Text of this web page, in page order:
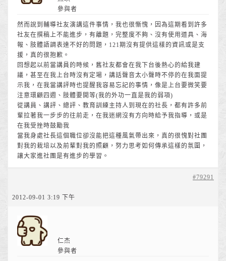
參與者
然而說到輔導社友演講這件事情，我也很慚愧，因為這期看到許多
社友在撰稿上不能進步，有離題，完整度不夠、沒有使用道具、海
報、肢體語調表達不好的問題，121期沒有提供這樣的資訊或是支
援，真的很抱歉。
回想起以前當講員的時候，舊社友都會在我下台後熱心的給我建
議，甚至在我上台時沒有定場，講話聲音太小聲時不停的在我面提
示我，在我當講評時也提醒我容易忘記的事情，像是上台要微笑要
注意環顧四週、肢體要開等(我的外功一直是我的弱項)
從講員、講評、總評、教育訓練主持人到現在的社長，都有許多前
輩拉著我一步步的往前走，在我迷網沒有方向時給予我指導，或是
在我受挫時鼓勵我
當我身處社長這個職位卻沒能把這種風氣帶出來，真的很愧對社團
對我的栽培以及前輩對我的照顧，努力思考如何傳承這樣的氛圍，
讓大家進社團是有進步的學習。
2012-09-01 3:19 下午
#79291
仁杰
參與者